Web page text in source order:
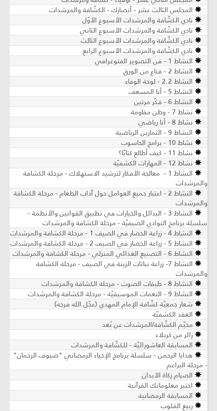
المجلس الثالث عشر - أنصارك - الكشّافة والمرشدات
نادي الكشّافة والمرشدات الأسبوع الأوّل
نادي الكشّافة والمرشدات الأسبوع الثاني
نادي الكشّافة والمرشدات الأسبوع الثالث
نادي الكشّافة والمرشدات الأسبوع الرابع
النشاط 1 - فن التصوير الفتوغرافي
النشاط 2 - قناع من الورق
النشاط 2.2 - لوحة الوفاء
النشاط 5 - أنا المسعف
النشاط 6 - فكّر مرتين
نشاط 7 - وطن مقاومة
نشاط 8 - أنا رياضي
النشاط 9 - التمارين الرياضية
نشاط 10 - برامج الحاسوب
نشاط 11 - كيف أطالع كتابًا؟
نشاط 12 - المهارات الكشفيّة
النشاط 1 - معالجة الأفكار لترشيد الاستهلاك - مرحلة الكشافة
والمرشدات
النشاط 2 - اعتبار جميع العوامل حول آداب الطعام - مرحلة الكشافة
والمرشدات
النشاط 3 - البدائل والخيارات في تطبيق القوانين والأنظمة -
سلسلة برنامج النوادي الصيفيّة - مرحلة الكشافة والمرشدات
النشاط 4 - زراعة الخضار في الصيف 1 - مرحلة الكشافة والمرشدات
النشاط 5 - زراعة الخضار في الصيف 2 - مرحلة الكشافة والمرشدات
النشاط 6 - التصنيع الغذائي المنزلي - مرحلة الكشافة والمرشدات
النشاط 7- زراعة نباتات الزينة في الصيف ​- مرحلة الكشافة
والمرشدات
النشاط 8 - طبقات الصوت - مرحلة الكشافة والمرشدات
النشاط 9 - النغمات الموسيقيّة - مرحلة الكشافة والمرشدات
شعار جمعيّة كشّافة الإمام المهدي (عجّل الله فرجه)
العقد الكشفيّة
مخيّم الكشّافة/المرشدات عن بُعد
زائر من كربلاء
المسابقة العاشورائيّة - للكشّافة والمرشدات
هدايا الرحمن - سلسلة برنامج الإحياء الرمضاني "ضيوف الرحمان"
- مرحلة البراعم
الصيام زكاة الأبدان
اختبر معلوماتك القرآنية
المسابقة الرمضانية
ربيع القلوب